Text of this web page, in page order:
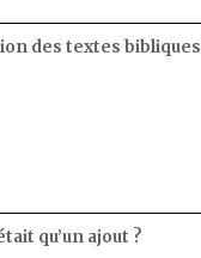
des textes bibliques
qu’un ajout ?